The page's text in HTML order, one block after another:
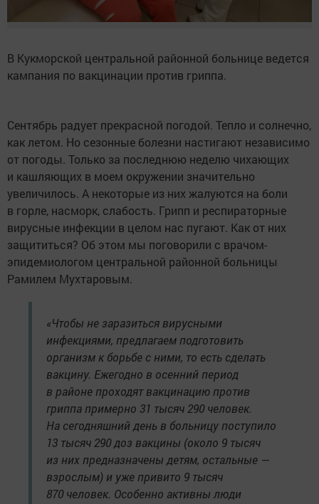
В Кукморской центральной районной больнице ведется
кампания по вакцинации против гриппа.
Сентябрь радует прекрасной погодой. Тепло и солнечно,
как летом. Но сезонные болезни настигают независимо
от погоды. Только за последнюю неделю чихающих
и кашляющих в моем окружении значительно
увеличилось. А некоторые из них жалуются на боли
в горле, насморк, слабость. Грипп и респираторные
вирусные инфекции в целом нас пугают. Как от них
защититься? Об этом мы поговорили с врачом-
эпидемиологом центральной районной больницы
Рамилем Мухтаровым.
«Чтобы не заразиться вирусными
инфекциями, предлагаем подготовить
организм к борьбе с ними, то есть сделать
вакцину. Ежегодно в осенний период
в районе проходят вакцинацию против
гриппа примерно 31 тысяч 290 человек.
На сегодняшний день в больницу поступило
13 тысяч 290 доз вакцины (около 9 тысяч
из них предназначены детям, остальные —
взрослым) и уже привито 9 тысяч
870 человек. Особенно активны люди